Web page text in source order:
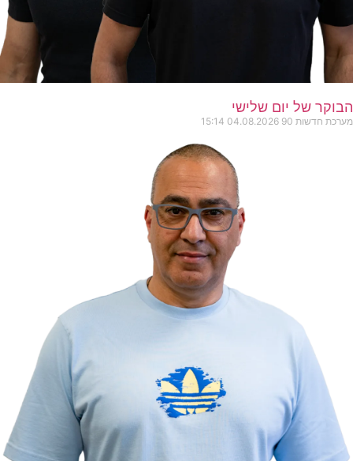
הבוקר של יום שלישי
מערכת חדשות 90 04.08.2026
15:14